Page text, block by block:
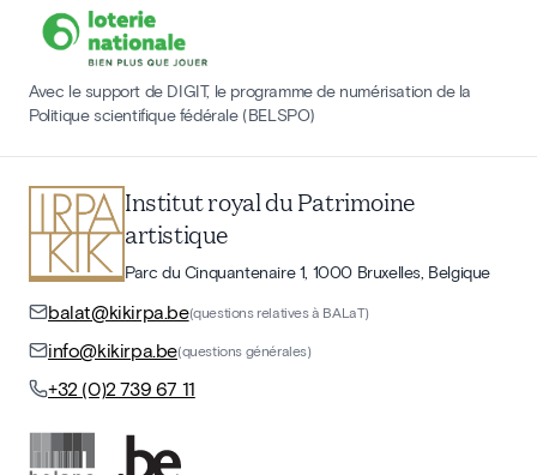
Avec le support de DIGIT, le programme de numérisation de la
Politique scientifique fédérale (BELSPO)
Institut royal du Patrimoine
artistique
Parc du Cinquantenaire 1, 1000 Bruxelles, Belgique
balat@kikirpa.be(questions relatives à BALaT)
info@kikirpa.be(questions générales)
+32 (0)2 739 67 11